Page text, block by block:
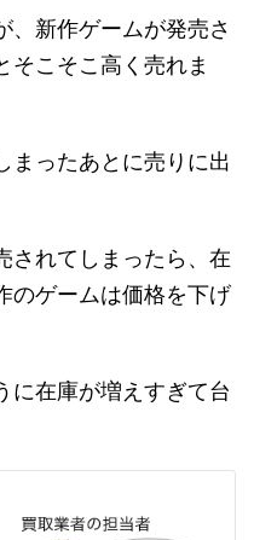
、新作ゲームが発売さ
そこそこ高く売れま
まったあとに売りに出
されてしまったら、在
のゲームは価格を下げ
に在庫が増えすぎて台